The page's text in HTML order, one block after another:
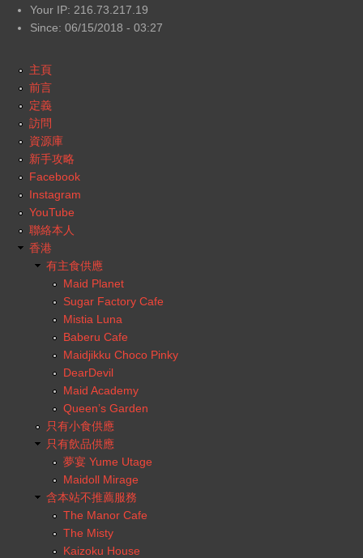
Your IP: 216.73.217.19
Since: 06/15/2018 - 03:27
主頁
前言
定義
訪問
資源庫
新手攻略
Facebook
Instagram
YouTube
聯絡本人
香港
有主食供應
Maid Planet
Sugar Factory Cafe
Mistia Luna
Baberu Cafe
Maidjikku Choco Pinky
DearDevil
Maid Academy
Queen’s Garden
只有小食供應
只有飲品供應
夢宴 Yume Utage
Maidoll Mirage
含本站不推薦服務
The Manor Cafe
The Misty
Kaizoku House